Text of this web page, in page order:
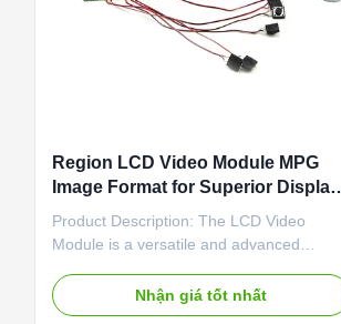
Region LCD Video Module MPG
Image Format for Superior Display
Performance
Product Description: The LCD Video
Module is a versatile and advanced
features, making it ideal for various
applications. With its LED backlight type,
Nhận giá tốt nhất